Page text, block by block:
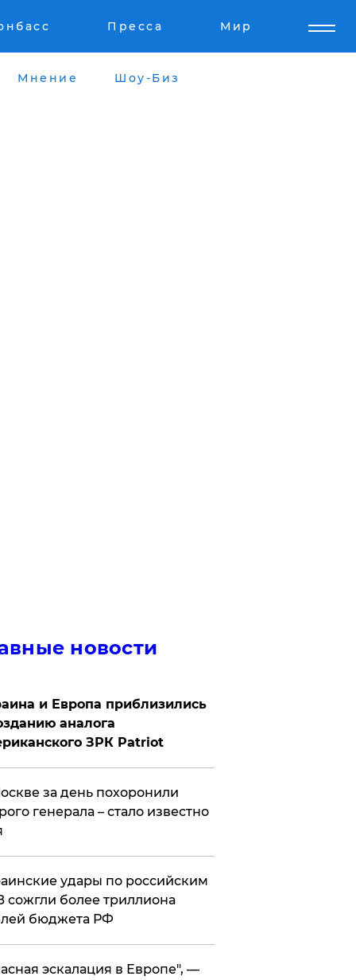
Пресса Мир
Мнение Шоу-Биз
новости
и Европа приблизились
аналога
ЗРК Patriot
за день похоронили
генерала – стало известно
удары по российским
сожгли более триллиона
бюджета РФ
эскалация в Европе", —